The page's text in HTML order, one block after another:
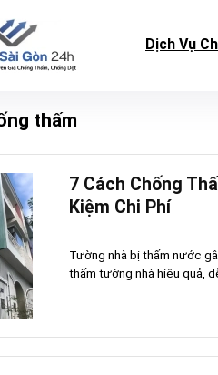
Dịch Vụ
thấm
7 Cách Chống
Kiệm Chi Phí
Tường nhà bị thấm nước
thấm tường nhà hiệu quả,